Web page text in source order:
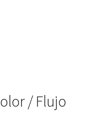
/ Flujo